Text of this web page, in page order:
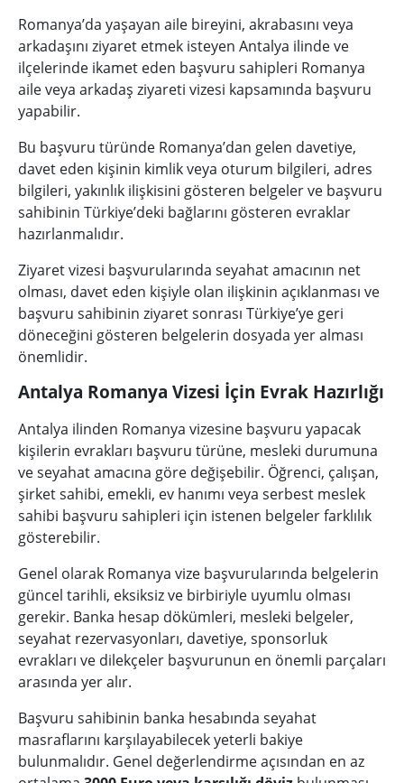
Romanya’da yaşayan aile bireyini, akrabasını veya
arkadaşını ziyaret etmek isteyen Antalya ilinde ve
ilçelerinde ikamet eden başvuru sahipleri Romanya
aile veya arkadaş ziyareti vizesi kapsamında başvuru
yapabilir.
Bu başvuru türünde Romanya’dan gelen davetiye,
davet eden kişinin kimlik veya oturum bilgileri, adres
bilgileri, yakınlık ilişkisini gösteren belgeler ve başvuru
sahibinin Türkiye’deki bağlarını gösteren evraklar
hazırlanmalıdır.
Ziyaret vizesi başvurularında seyahat amacının net
olması, davet eden kişiyle olan ilişkinin açıklanması ve
başvuru sahibinin ziyaret sonrası Türkiye’ye geri
döneceğini gösteren belgelerin dosyada yer alması
önemlidir.
Antalya Romanya Vizesi İçin Evrak Hazırlığı
Antalya ilinden Romanya vizesine başvuru yapacak
kişilerin evrakları başvuru türüne, mesleki durumuna
ve seyahat amacına göre değişebilir. Öğrenci, çalışan,
şirket sahibi, emekli, ev hanımı veya serbest meslek
sahibi başvuru sahipleri için istenen belgeler farklılık
gösterebilir.
Genel olarak Romanya vize başvurularında belgelerin
güncel tarihli, eksiksiz ve birbiriyle uyumlu olması
gerekir. Banka hesap dökümleri, mesleki belgeler,
seyahat rezervasyonları, davetiye, sponsorluk
evrakları ve dilekçeler başvurunun en önemli parçaları
arasında yer alır.
Başvuru sahibinin banka hesabında seyahat
masraflarını karşılayabilecek yeterli bakiye
bulunmalıdır. Genel değerlendirme açısından en az